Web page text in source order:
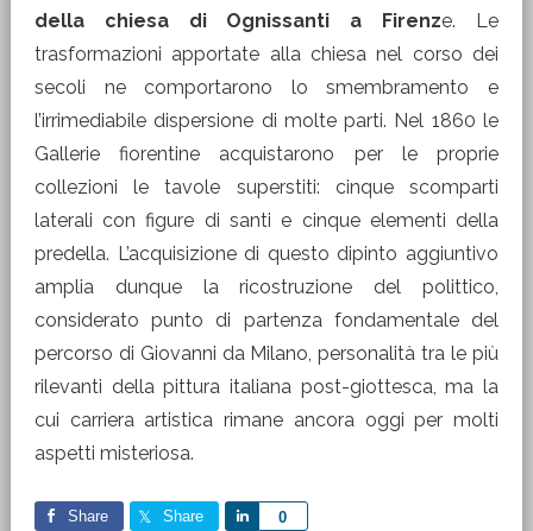
della chiesa di Ognissanti a Firenze. Le
trasformazioni apportate alla chiesa nel corso dei
secoli ne comportarono lo smembramento e
l’irrimediabile dispersione di molte parti. Nel 1860 le
Gallerie fiorentine acquistarono per le proprie
collezioni le tavole superstiti: cinque scomparti
laterali con figure di santi e cinque elementi della
predella. L’acquisizione di questo dipinto aggiuntivo
amplia dunque la ricostruzione del polittico,
considerato punto di partenza fondamentale del
percorso di Giovanni da Milano, personalità tra le più
rilevanti della pittura italiana post-giottesca, ma la
cui carriera artistica rimane ancora oggi per molti
aspetti misteriosa.
Share Share 0
Share